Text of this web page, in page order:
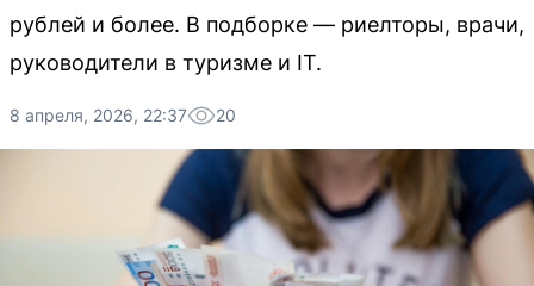
рублей и более. В подборке — риелторы, врачи,
руководители в туризме и IT.
8 апреля, 2026, 22:37 20